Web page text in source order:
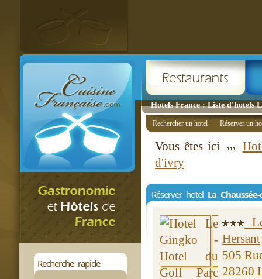
Hotels France : Liste d'hotels
Recherche rapide
Rechercher un hotel Réserver un
Vous êtes ici
d'ivry
Réserver hotel La
Hersant
505
28260